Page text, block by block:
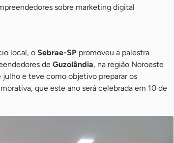
sobre marketing digital
local, o Sebrae-SP promoveu a palestra
de Guzolândia, na região Noroeste
julho e teve como objetivo preparar os
que este ano será celebrada em 10 de